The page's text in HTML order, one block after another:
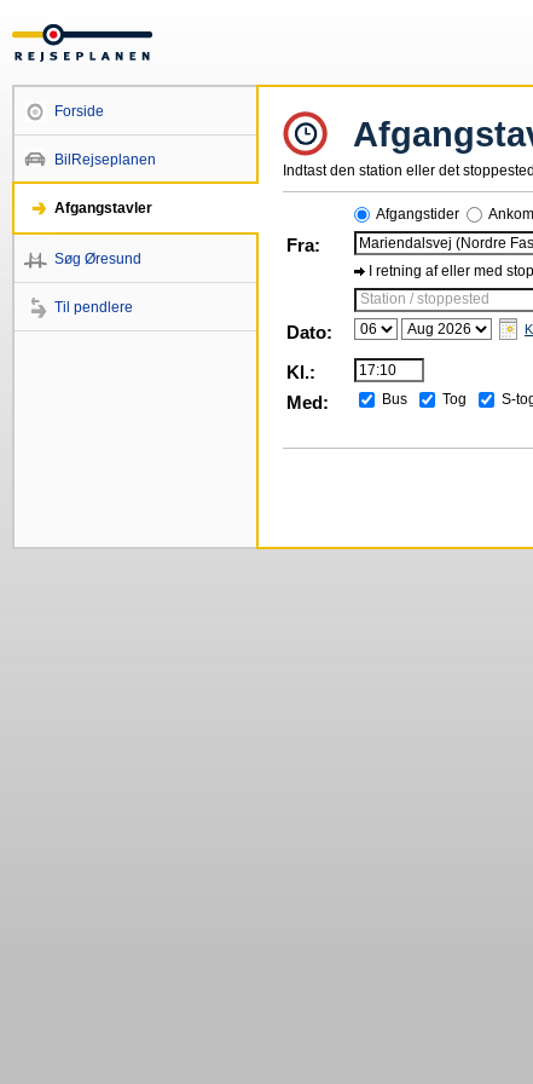
Forside
BilRejseplanen
Afgangstavler
Søg Øresund
Til pendlere
Indtast den station eller det
Afgangstider
Fra:
I retning af eller med
Station / stoppested
Dato:
Kl.:
Med:
Bus Tog S-